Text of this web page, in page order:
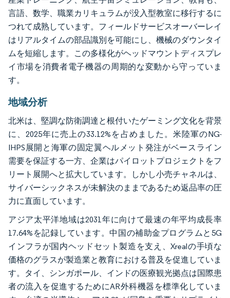
言語、数学、職業カリキュラムが没入型教室に移行するに
つれて成熟しています。フィールドサービスオーバーレイ
はリアルタイムの部品識別を可能にし、機械のダウンタイ
ムを短縮します。この多様化がヘッドマウントディスプレ
イ市場を消費者電子機器の周期的な変動から守っていま
す。
地域分析
北米は、堅調な防衛調達と根付いたゲーミング文化を背景
に、2025年に売上の33.12%を占めました。米陸軍のNG-
IHPS展開と海軍の固定翼ヘルメット発注がベースライン
需要を保証する一方、企業はパイロットプロジェクトをフ
リート展開へと拡大しています。しかし小売チャネルは、
サイバーシックネスが未解決のままであるため返品率の圧
力に直面しています。
アジア太平洋地域は2031年に向けて最速の年平均成長率
17.64%を記録しています。中国の補助金プログラムと5G
インフラが国内ヘッドセット製造を支え、Xrealの手頃な
価格のグラスが製造業と教育における普及を促進していま
す。タイ、シンガポール、インドの医療観光拠点は国際患
者の流入を促進するためにAR外科機器を標準化していま